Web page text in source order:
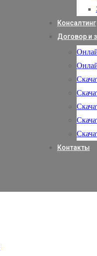
Консалтинг
Договор и
Контакты